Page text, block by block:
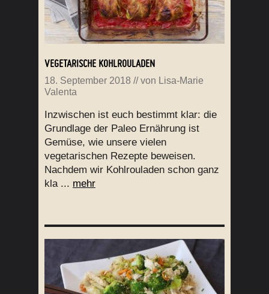
VEGETARISCHE KOHLROULADEN
18. September 2018 // von Lisa-Marie
Valenta
Inzwischen ist euch bestimmt klar: die
Grundlage der Paleo Ernährung ist
Gemüse, wie unsere vielen
vegetarischen Rezepte beweisen.
Nachdem wir Kohlrouladen schon ganz
kla ... mehr